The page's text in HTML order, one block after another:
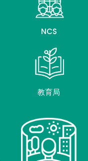
NCS
教育局